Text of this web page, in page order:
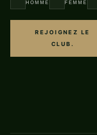
HOMME FEMME
REJOIGNEZ LE
CLUB.